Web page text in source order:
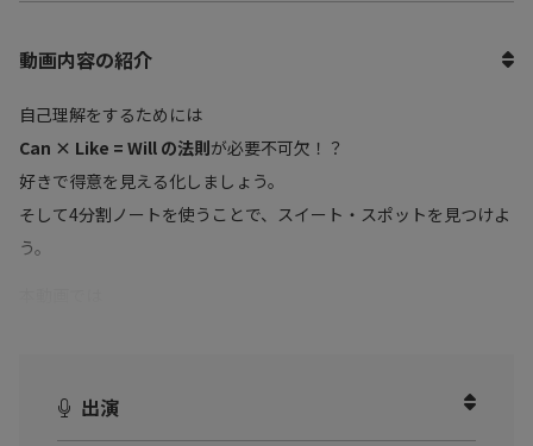
動画内容の紹介
自己理解をするためには
Can × Like = Will の法則が必要不可欠！？
好きで得意を見える化しましょう。
そして4分割ノートを使うことで、スイート・スポットを見つけよ
う。
・自分の立ち位置をタイプ別で分析する方法
出演